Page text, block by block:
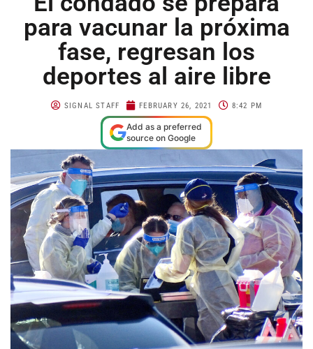
para vacunar la próxima
fase, regresan los
deportes al aire libre
SIGNAL STAFF FEBRUARY 26, 2021 8:42 PM
Add as a preferred
source on Google